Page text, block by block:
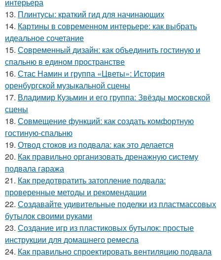
13. Плинтусы: краткий гид для начинающих
14. Картины в современном интерьере: как выбрать
идеальное сочетание
15. Современный дизайн: как объединить гостиную и
спальню в едином пространстве
16. Стас Намин и группа «Цветы»: История
оренбургской музыкальной сцены
17. Владимир Кузьмин и его группа: Звёзды московской
сцены
18. Совмещение функций: как создать комфортную
гостиную-спальню
19. Отвод стоков из подвала: как это делается
20. Как правильно организовать дренажную систему
подвала гаража
21. Как предотвратить затопление подвала:
проверенные методы и рекомендации
22. Создавайте удивительные поделки из пластмассовых
бутылок своими руками
23. Создание игр из пластиковых бутылок: простые
инструкции для домашнего ремесла
24. Как правильно спроектировать вентиляцию подвала